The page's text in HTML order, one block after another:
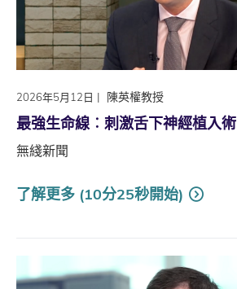
2026年5月12日 | 陳英權教授
最強生命線︰刺激舌下神經植入術
無綫新聞
了解更多 (10分25秒開始)